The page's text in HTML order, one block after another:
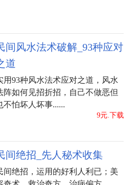
间风水法术破解_93种应对
道
用93种风水法术应对之道，风水
阵如何见招折招，自己不做恶但
不怕坏人坏事......
9元.下载
间绝招_先人秘术收集
间绝招，运用的好利人利已；美